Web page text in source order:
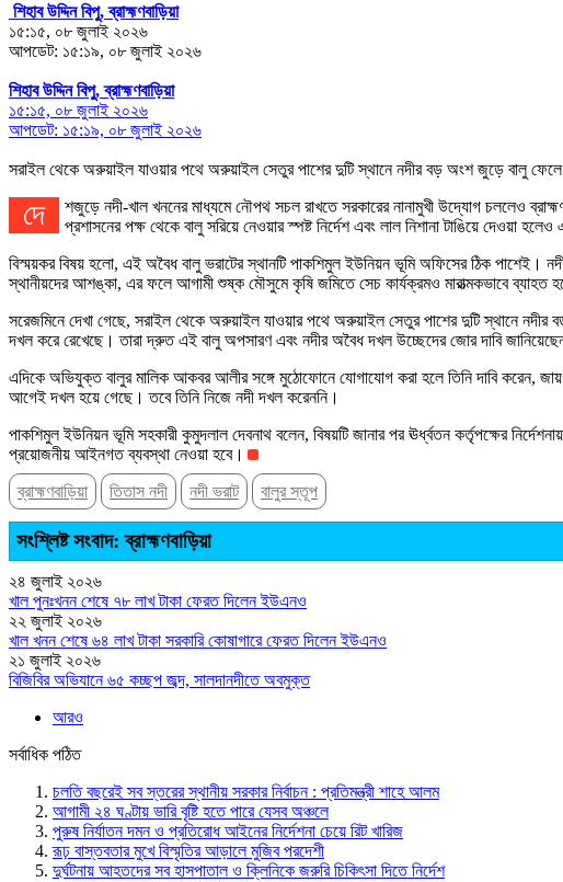
শিহাব উদ্দিন বিপু, ব্রাহ্মণবাড়িয়া
১৫:১৫, ০৮ জুলাই ২০২৬
আপডেট: ১৫:১৯, ০৮ জুলাই ২০২৬
শিহাব উদ্দিন বিপু, ব্রাহ্মণবাড়িয়া
১৫:১৫, ০৮ জুলাই ২০২৬
আপডেট: ১৫:১৯, ০৮ জুলাই ২০২৬
সরাইল থেকে অরুয়াইল যাওয়ার পথে অরুয়াইল সেতুর পাশের দুটি স্থানে নদীর বড় অংশ জুড়ে বালু ফেলে
দেশজুড়ে নদী-খাল খননের মাধ্যমে নৌপথ সচল রাখতে সরকারের নানামুখী উদ্যোগ চললেও ব্রাহ্মণবাড়িয়ার সরাইলে ঘটছে ঠিক উল্টো চিত্র। উপজেলার পাকশিমুল এলাকায় তিতাস নদীর একটি বিশাল অংশে বালু ফেলে ভরাট করে রেখেছে একটি প্রভাবশালী মহল।
প্রশাসনের পক্ষ থেকে বালু সরিয়ে নেওয়ার স্পষ্ট নির্দেশ এবং লাল নিশানা টাঙিয়ে দেওয়া
বিস্ময়কর বিষয় হলো, এই অবৈধ বালু ভরাটের স্থানটি পাকশিমুল ইউনিয়ন ভূমি অফিসের ঠিক পাশেই।
স্থানীয়দের আশঙ্কা, এর ফলে আগামী শুষ্ক মৌসুমে কৃষি জমিতে সেচ কার্যক্রমও মারাত্মকভাবে ব্যাহত
সরেজমিনে দেখা গেছে, সরাইল থেকে অরুয়াইল যাওয়ার পথে অরুয়াইল সেতুর পাশের দুটি স্থানে নদীর
দখল করে রেখেছে। তারা দ্রুত এই বালু অপসারণ এবং নদীর অবৈধ দখল উচ্ছেদের জোর দাবি
এদিকে অভিযুক্ত বালুর মালিক আকবর আলীর সঙ্গে মুঠোফোনে যোগাযোগ করা হলে তিনি দাবি করেন,
আগেই দখল হয়ে গেছে। তবে তিনি নিজে নদী দখল করেননি।
পাকশিমুল ইউনিয়ন ভূমি সহকারী কুমুদলাল দেবনাথ বলেন, বিষয়টি জানার পর ঊর্ধ্বতন কর্তৃপক্ষের
প্রয়োজনীয় আইনগত ব্যবস্থা নেওয়া হবে।
ব্রাহ্মণবাড়িয়া
তিতাস নদী নদী ভরাট বালুর স্তূপ
সংশ্লিষ্ট সংবাদ: ব্রাহ্মণবাড়িয়া
২৪ জুলাই ২০২৬
খাল পুনঃখনন শেষে ৭৮ লাখ টাকা ফেরত দিলেন ইউএনও
২২ জুলাই ২০২৬
খাল খনন শেষে ৬৪ লাখ টাকা সরকারি কোষাগারে ফেরত দিলেন ইউএনও
২১ জুলাই ২০২৬
বিজিবির অভিযানে ৬৫ কচ্ছপ জব্দ, সালদানদীতে অবমুক্ত
আরও
সর্বাধিক পঠিত
চলতি বছরেই সব স্তরের স্থানীয় সরকার নির্বাচন : প্রতিমন্ত্রী শাহে আলম
আগামী ২৪ ঘণ্টায় ভারি বৃষ্টি হতে পারে যেসব অঞ্চলে
পুরুষ নির্যাতন দমন ও প্রতিরোধ আইনের নির্দেশনা চেয়ে রিট খারিজ
রূঢ় বাস্তবতার মুখে বিস্মৃতির আড়ালে মুজিব পরদেশী
দুর্ঘটনায় আহতদের সব হাসপাতাল ও ক্লিনিকে জরুরি চিকিৎসা দিতে নির্দেশ